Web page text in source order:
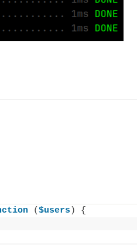
($users )
{